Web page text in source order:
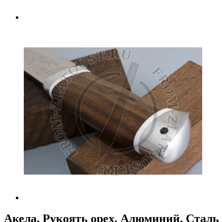
Акела. Рукоять орех. Алюминий. Сталь